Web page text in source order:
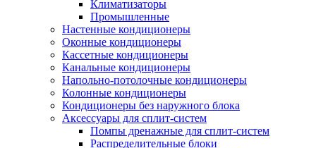
Климатизаторы
Промышленные
Настенные кондиционеры
Оконные кондиционеры
Кассетные кондиционеры
Канальные кондиционеры
Напольно-потолочные кондиционеры
Колонные кондиционеры
Кондиционеры без наружного блока
Аксессуары для сплит-систем
Помпы дренажные для сплит-систем
Распределительные блоки